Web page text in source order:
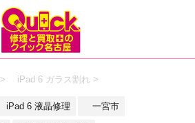
> iPad 6 ガラス割れ >
iPad 6 液晶修理 一宮市